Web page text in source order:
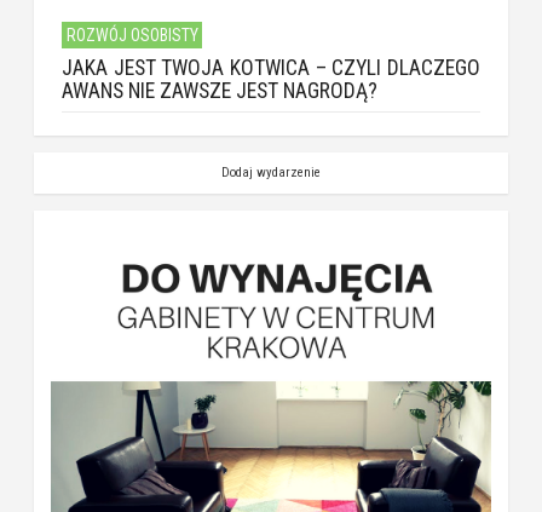
ROZWÓJ OSOBISTY
JAKA JEST TWOJA KOTWICA – CZYLI DLACZEGO
AWANS NIE ZAWSZE JEST NAGRODĄ?
Dodaj wydarzenie